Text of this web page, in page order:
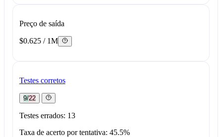
Preço de saída
$0.625 / 1M
Testes corretos
9/22
Testes errados: 13
Taxa de acerto por tentativa: 45.5%